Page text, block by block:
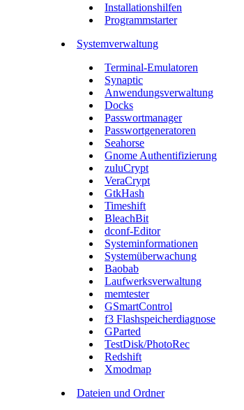
Installationshilfen
Programmstarter
Systemverwaltung
Terminal-Emulatoren
Synaptic
Anwendungsverwaltung
Docks
Passwortmanager
Passwortgeneratoren
Seahorse
Gnome Authentifizierung
zuluCrypt
VeraCrypt
GtkHash
Timeshift
BleachBit
dconf-Editor
Systeminformationen
Systemüberwachung
Baobab
Laufwerksverwaltung
memtester
GSmartControl
f3 Flashspeicherdiagnose
GParted
TestDisk/PhotoRec
Redshift
Xmodmap
Dateien und Ordner